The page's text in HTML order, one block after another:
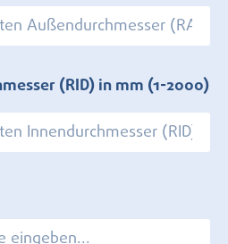
(RID) in mm (1-2000)